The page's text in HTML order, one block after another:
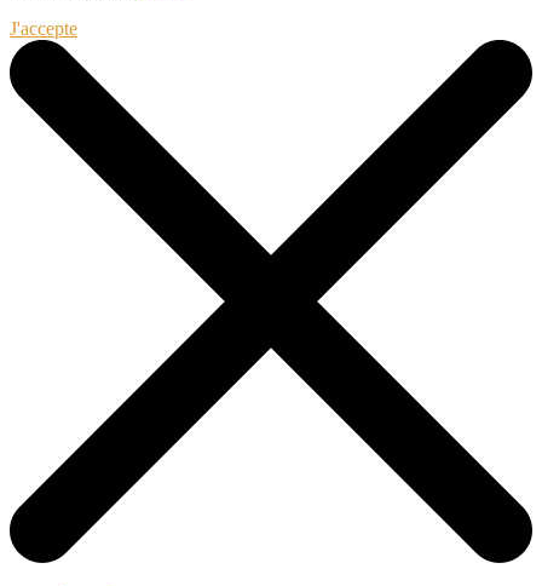
J'accepte